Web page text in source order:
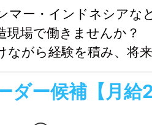
マー・インドネシアな
現場で働きませんか？
ながら経験を積み、将
くポジションです。通
葉の壁なく安心してス
経験・年齢不問で大歓